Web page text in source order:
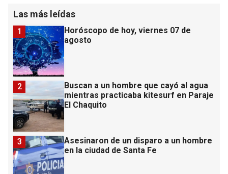
Las más leídas
Horóscopo de hoy, viernes 07 de
agosto
1
Buscan a un hombre que cayó al agua
mientras practicaba kitesurf en Paraje
El Chaquito
2
Asesinaron de un disparo a un hombre
en la ciudad de Santa Fe
3